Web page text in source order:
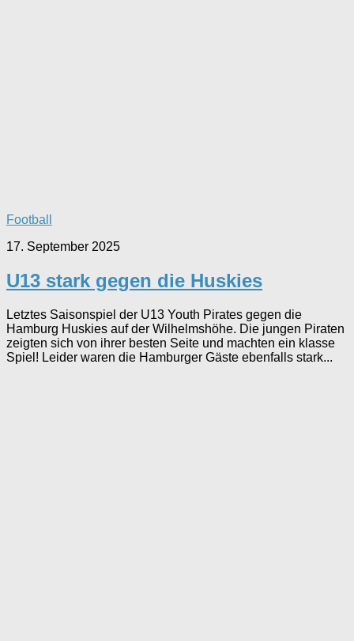
Football
17. September 2025
U13 stark gegen die Huskies
Letztes Saisonspiel der U13 Youth Pirates gegen die
Hamburg Huskies auf der Wilhelmshöhe. Die jungen Piraten
zeigten sich von ihrer besten Seite und machten ein klasse
Spiel! Leider waren die Hamburger Gäste ebenfalls stark...